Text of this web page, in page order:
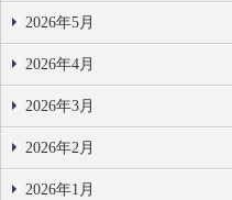
2026年5月
2026年4月
2026年3月
2026年2月
2026年1月